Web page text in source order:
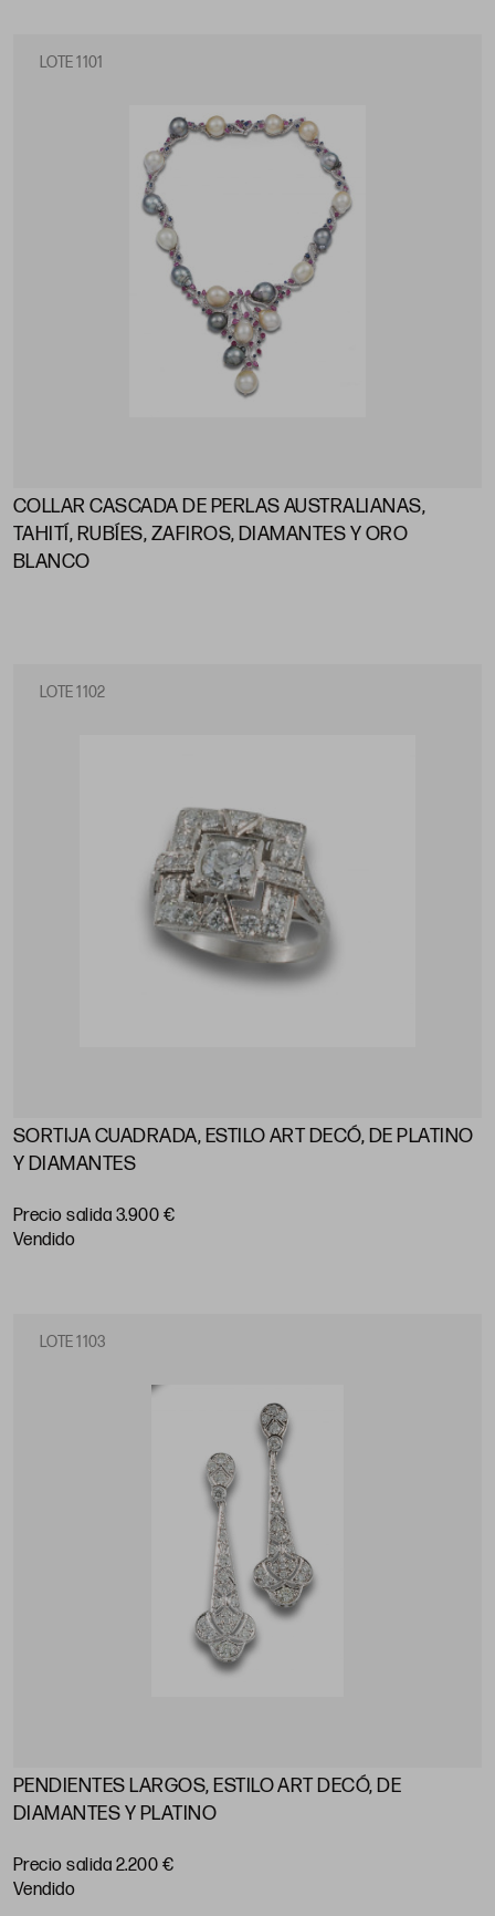
LOTE 1101
COLLAR CASCADA DE PERLAS AUSTRALIANAS,
TAHITÍ, RUBÍES, ZAFIROS, DIAMANTES Y ORO
BLANCO
LOTE 1102
SORTIJA CUADRADA, ESTILO ART DECÓ, DE PLATINO
Y DIAMANTES
Precio salida 3.900 €
vendido
LOTE 1103
PENDIENTES LARGOS, ESTILO ART DECÓ, DE
DIAMANTES Y PLATINO
Precio salida 2.200 €
vendido